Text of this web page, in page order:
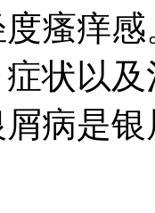
瘙痒
状以
病是